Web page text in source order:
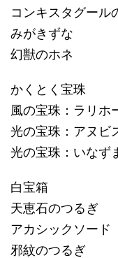
コンキスタグール
みがきずな
幻獣のホネ
かくとく宝珠
風の宝珠：ラリホ
光の宝珠：アヌビ
光の宝珠：いなず
白宝箱
天恵石のつるぎ
アカシックソード
邪紋のつるぎ